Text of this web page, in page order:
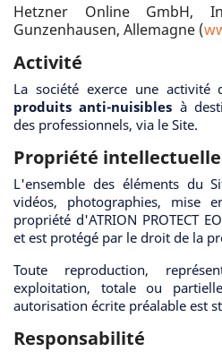
Hetzner Online GmbH,
Gunzenhausen, Allemagne (
Activité
La société exerce une
produits anti-nuisibles à
des professionnels, via le Site.
Propriété intellectuelle
L'ensemble des éléments du
vidéos, photographies, mise
propriété d'ATRION PROTECT
et est protégé par le droit de la
Toute reproduction,
exploitation, totale ou
autorisation écrite préalable est
Responsabilité